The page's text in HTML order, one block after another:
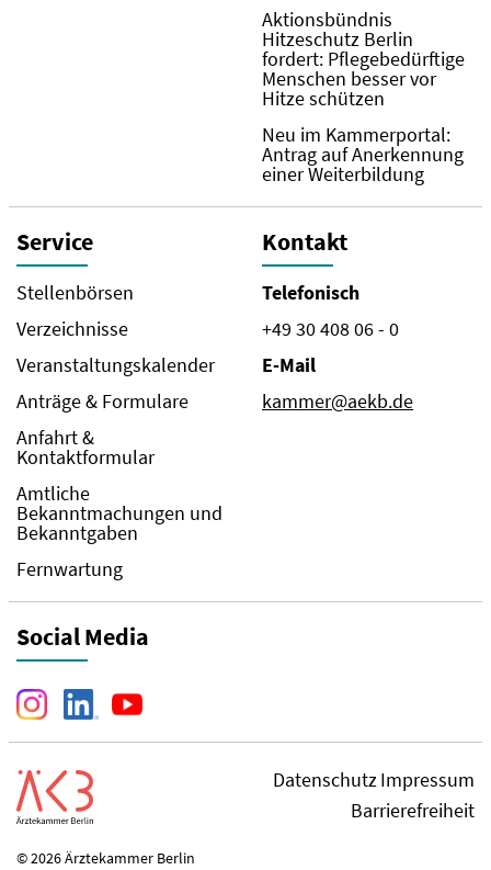
Aktionsbündnis
Hitzeschutz Berlin
fordert: Pflegebedürftige
Menschen besser vor
Hitze schützen
Neu im Kammerportal:
Antrag auf Anerkennung
einer Weiterbildung
Service
Stellenbörsen
Verzeichnisse
Veranstaltungskalender
Anträge & Formulare
Anfahrt &
Kontaktformular
Amtliche
Bekanntmachungen und
Bekanntgaben
Fernwartung
Kontakt
Telefonisch
+49 30 408 06 - 0
E-Mail
kammer@aekb.de
Social Media
DatenschutzImpressum
Barrierefreiheit
© 2026 Ärztekammer Berlin